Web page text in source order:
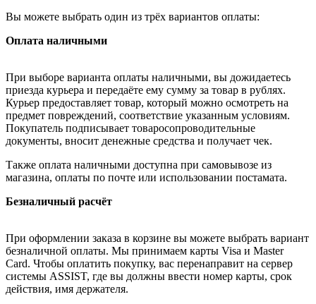
Вы можете выбрать один из трёх вариантов оплаты:
Оплата наличными
При выборе варианта оплаты наличными, вы дожидаетесь
приезда курьера и передаёте ему сумму за товар в рублях.
Курьер предоставляет товар, который можно осмотреть на
предмет повреждений, соответствие указанным условиям.
Покупатель подписывает товаросопроводительные
документы, вносит денежные средства и получает чек.
Также оплата наличными доступна при самовывозе из
магазина, оплаты по почте или использовании постамата.
Безналичный расчёт
При оформлении заказа в корзине вы можете выбрать вариант
безналичной оплаты. Мы принимаем карты Visa и Master
Card. Чтобы оплатить покупку, вас перенаправит на сервер
системы ASSIST, где вы должны ввести номер карты, срок
действия, имя держателя.